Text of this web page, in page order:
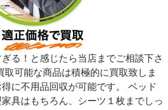
る！と感じたら当店までご相談下さ
可能な商品は積極的に買取致しま
に不用品回収が可能です。 ベッド
具はもちろん、シーツ１枚までしっ